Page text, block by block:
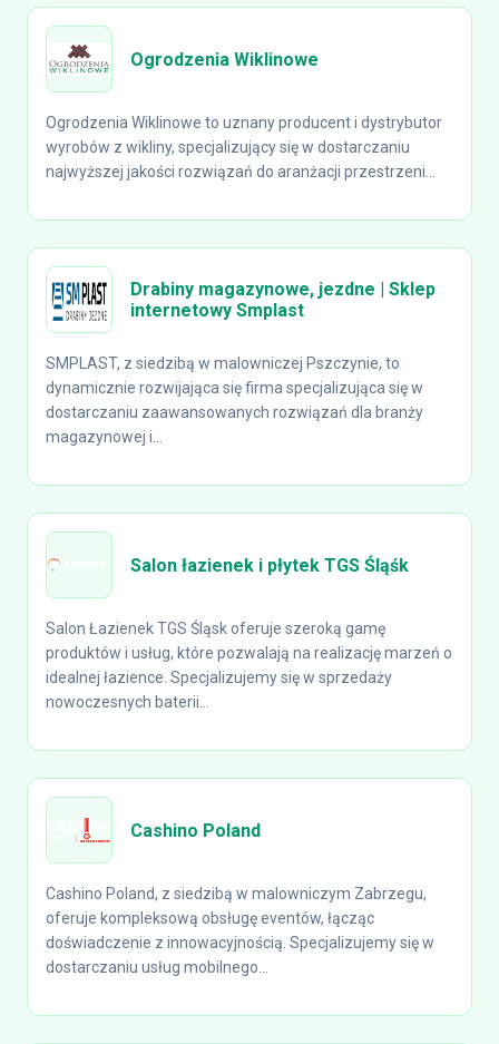
Ogrodzenia Wiklinowe
Ogrodzenia Wiklinowe to uznany producent i dystrybutor
wyrobów z wikliny, specjalizujący się w dostarczaniu
najwyższej jakości rozwiązań do aranżacji przestrzeni...
Drabiny magazynowe, jezdne | Sklep
internetowy Smplast
SMPLAST, z siedzibą w malowniczej Pszczynie, to
dynamicznie rozwijająca się firma specjalizująca się w
dostarczaniu zaawansowanych rozwiązań dla branży
magazynowej i...
Salon łazienek i płytek TGS Śląśk
Salon Łazienek TGS Śląsk oferuje szeroką gamę
produktów i usług, które pozwalają na realizację marzeń o
idealnej łazience. Specjalizujemy się w sprzedaży
nowoczesnych baterii...
Cashino Poland
Cashino Poland, z siedzibą w malowniczym Zabrzegu,
oferuje kompleksową obsługę eventów, łącząc
doświadczenie z innowacyjnością. Specjalizujemy się w
dostarczaniu usług mobilnego...